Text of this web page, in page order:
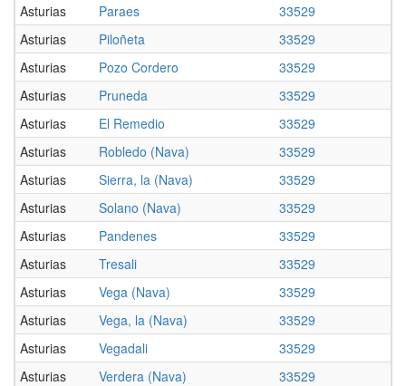
Asturias
Paraes
33529
Asturias
Piloñeta
33529
Asturias
Pozo Cordero
33529
Asturias
Pruneda
33529
Asturias
El Remedio
33529
Asturias
Robledo (Nava)
33529
Asturias
Sierra, la (Nava)
33529
Asturias
Solano (Nava)
33529
Asturias
Pandenes
33529
Asturias
Tresali
33529
Asturias
Vega (Nava)
33529
Asturias
Vega, la (Nava)
33529
Asturias
Vegadali
33529
Asturias
Verdera (Nava)
33529